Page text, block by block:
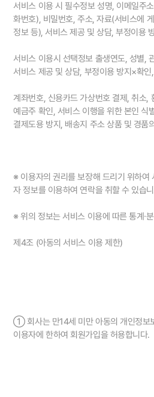
서비스 이용 시 필수정보 성명, 이메일주
화번호), 비밀번호, 주소, 자료(서비스에
정보 등), 서비스 제공 및 상담, 부정이용
서비스 이용시 선택정보 출생연도, 성별,
서비스 제공 및 상담, 부정이용 방지×확인,
계좌번호, 신용카드 가상번호 결제, 취소,
예금주 확인, 서비스 이행을 위한 본인 식
결제도용 방지, 배송지 주소 상품 및 경품
※ 이용자의 권리를 보장해 드리기 위하여
자 정보를 이용하여 연락을 취할 수 있습
※ 위의 정보는 서비스 이용에 따른 통계∙
제4조 (아동의 서비스 이용 제한)
① 회사는 만14세 미만 아동의 개인정보
이용자에 한하여 회원가입을 허용합니다.